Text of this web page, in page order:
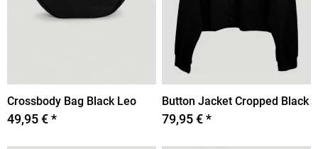
Crossbody Bag Black Leo
49,95 € *
Button Jacket Cropped Black
79,95 € *